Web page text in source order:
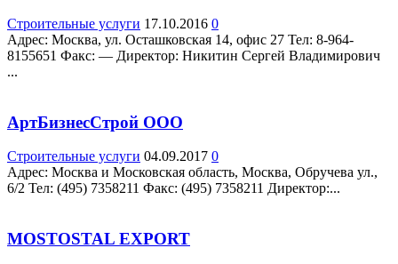
Строительные услуги 17.10.2016 0
Адрес: Москва, ул. Осташковская 14, офис 27 Teл: 8-964-
8155651 Факс: — Директор: Никитин Сергей Владимирович
...
АртБизнесСтрой ООО
Строительные услуги 04.09.2017 0
Адрес: Москва и Московская область, Москва, Обручева ул.,
6/2 Teл: (495) 7358211 Факс: (495) 7358211 Директор:...
MOSTOSTAL EXPORT